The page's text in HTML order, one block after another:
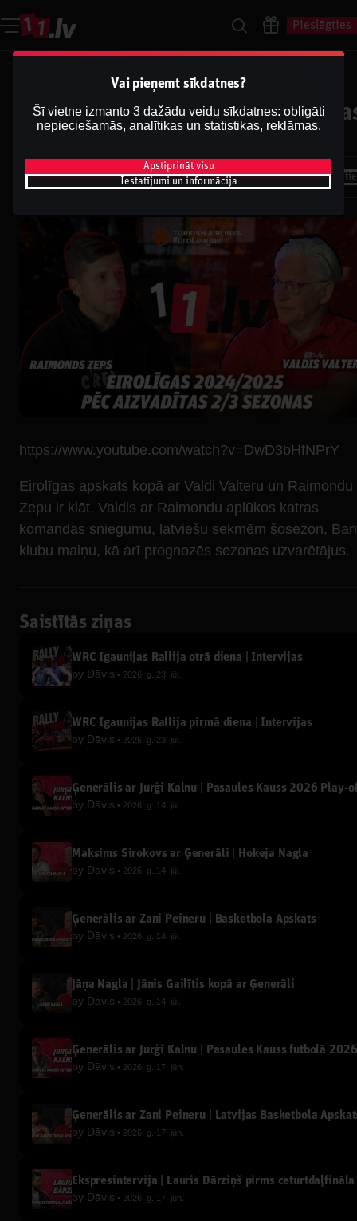
Pieslēgties
Raimonds Zeps ar Ģenerāli |
Eirolīgas 2024/25 Pēc
Dāvis 2025. g. 29. janv.
Atjaunināts 2026. g. 13. maijs
https://www.youtube.com/watch?v=DwD3bHfNPrY
Eirolīgas apskats kopā ar Valdi Valteru un Raimondu
Zepu ir klāt. Valdis ar Raimondu aplūkos katras
komandas sniegumu, latviešu sekmēm šosezon,
klubu maiņu, kā arī prognozēs sezonas uzvarētājus.
Saistītās ziņas
WRC Igaunijas Rallija otrā diena | Intervijas
by Dāvis 2026. g. 23. jūl.
WRC Igaunijas Rallija pirmā diena | Intervijas
by Dāvis 2026. g. 23. jūl.
Ģenerālis ar Jurģi Kalnu | Pasaules Kauss 2026 Play-
by Dāvis 2026. g. 14. jūl.
Maksims Širokovs ar Ģenerāli | Hokeja Nagla
by Dāvis 2026. g. 14. jūl.
Ģenerālis ar Žani Peineru | Basketbola Apskats
by Dāvis 2026. g. 14. jūl.
Jāņa Nagla | Jānis Gailītis kopā ar Ģenerāli
by Dāvis 2026. g. 14. jūl.
Ģenerālis ar Jurģi Kalnu | Pasaules Kauss futbolā 2026
by Dāvis 2026. g. 17. jūn.
Ģenerālis ar Žani Peineru | Latvijas Basketbola
by Dāvis 2026. g. 17. jūn.
Ekspresintervija | Lauris Dārziņš pirms ceturtdaļfināla
by Dāvis 2026. g. 17. jūn.
Vai pieņemt sīkdatnes?
Šī vietne izmanto 3 dažādu veidu sīkdatnes: obligāti
nepieciešamās, analītikas un statistikas, reklāmas.
Apstiprināt visu
Iestatījumi un informācija